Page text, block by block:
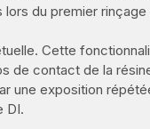
du premier rinçage
Cette
de contact de la
une exposition
DI.